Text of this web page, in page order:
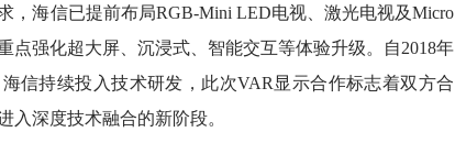
，海信已提前布局RGB-Mini LED电视、激光电视及Micro
点强化超大屏、沉浸式、智能交互等体验升级。自2018年
信持续投入技术研发，此次VAR显示合作标志着双方合
入深度技术融合的新阶段。